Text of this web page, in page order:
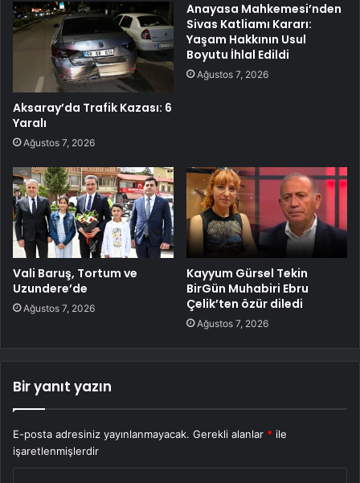
Aksaray’da Trafik Kazası: 6
Yaralı
Ağustos 7, 2026
Anayasa Mahkemesi’nden
Sivas Katliamı Kararı:
Yaşam Hakkının Usul
Boyutu İhlal Edildi
Ağustos 7, 2026
Vali Baruş, Tortum ve
Uzundere’de
Ağustos 7, 2026
Kayyum Gürsel Tekin
BirGün Muhabiri Ebru
Çelik’ten özür diledi
Ağustos 7, 2026
Bir yanıt yazın
E-posta adresiniz yayınlanmayacak. Gerekli alanlar * ile
işaretlenmişlerdir